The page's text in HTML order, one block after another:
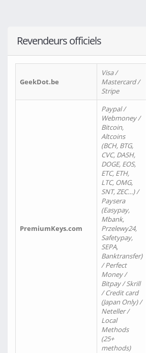
Revendeurs officiels
GeekDot.be
Visa /
Mastercard /
Stripe
PremiumKeys.com
Paypal /
Webmoney /
Bitcoin,
Altcoins
(BCH, BTG,
CVC, DASH,
DOGE, EOS,
ETC, ETH,
LTC, OMG,
SNT, ZEC…) /
Paysera
(Easypay,
Mbank,
Przelewy24,
Safetypay,
SEPA,
Banktransfer)
/ Perfect
Money /
Bitpay / Skrill
/ Credit card
(Japan Only) /
Neteller /
Local
Methods
(25+
methods)